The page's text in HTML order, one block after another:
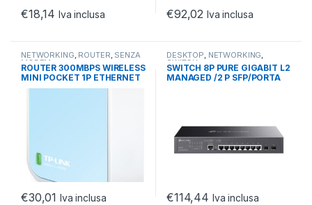
€18,14 Iva inclusa €92,02 Iva inclusa
NETWORKING, ROUTER, SENZA
MODEM
ROUTER 300MBPS WIRELESS
MINI POCKET 1P ETHERNET
MICRO USB ANTENNA INTE
€30,01 Iva inclusa
DESKTOP, NETWORKING,
SWITCH
SWITCH 8P PURE GIGABIT L2
MANAGED /2 P SFP/PORTA
€114,44 Iva inclusa